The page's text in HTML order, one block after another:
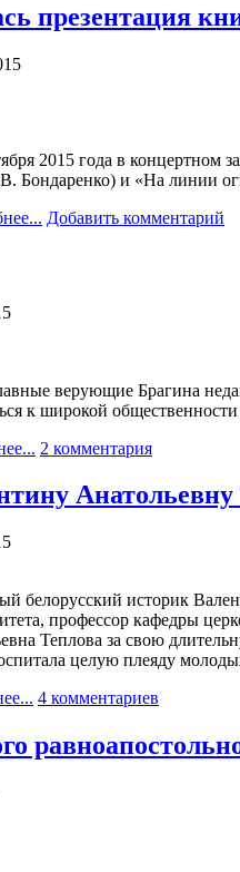
презентация
2015 года в
Бондаренко) и «На линии
Добавить комментарий
верующие Брагина
к широкой
2 комментария
белорусский историк
профессор кафедры
Теплова за свою
целую плеяду
4 комментариев